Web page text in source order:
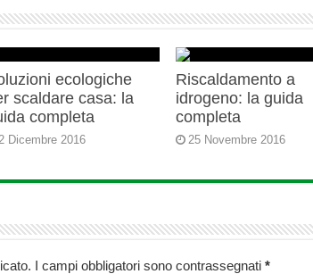
ecologiche
scaldare casa: la
completa
Dicembre 2016
Riscaldamento a
idrogeno: la guida
completa
25 Novembre 2016
I campi obbligatori sono contrassegnati *